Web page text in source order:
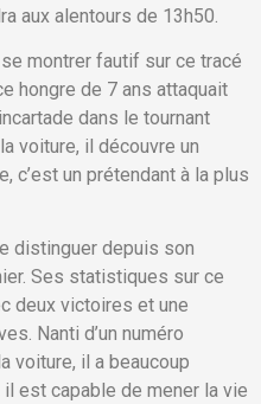
aux alentours de 13h50.
montrer fautif sur ce tracé
hongre de 7 ans attaquait
dans le tournant
voiture, il découvre un
c’est un prétendant à la plus
distinguer depuis son
Ses statistiques sur ce
deux victoires et une
Nanti d’un numéro
voiture, il a beaucoup
est capable de mener la vie